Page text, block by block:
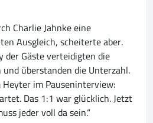
Charlie Jahnke eine
Ausgleich, scheiterte aber.
der Gäste verteidigten die
überstanden die Unterzahl.
im Pauseninterview:
Das 1:1 war glücklich. Jetzt
jeder voll da sein.“